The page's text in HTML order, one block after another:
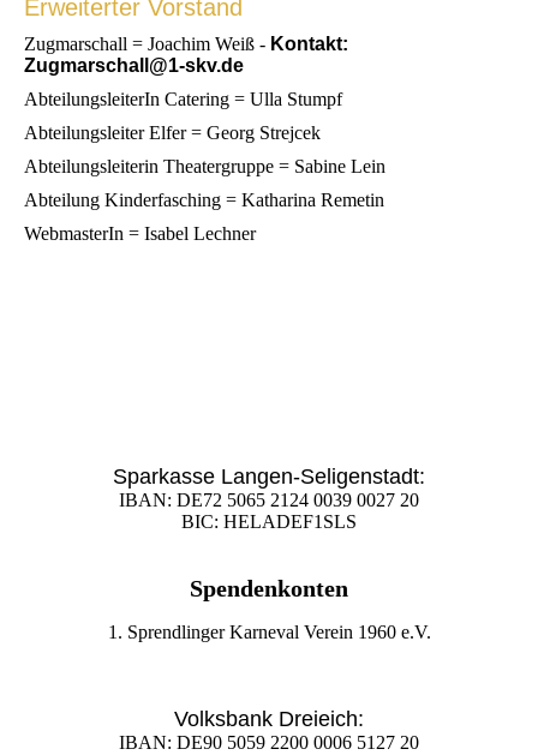
Erweiterter Vorstand
Zugmarschall = Joachim Weiß - Kontakt:
Zugmarschall@1-skv.de
AbteilungsleiterIn Catering = Ulla Stumpf
Abteilungsleiter Elfer = Georg Strejcek
Abteilungsleiterin Theatergruppe = Sabine Lein
Abteilung Kinderfasching = Katharina Remetin
WebmasterIn = Isabel Lechner
Sparkasse Langen-Seligenstadt:
IBAN: DE72 5065 2124 0039 0027 20
BIC: HELADEF1SLS
Spendenkonten
1. Sprendlinger Karneval Verein 1960 e.V.
Volksbank Dreieich:
IBAN: DE90 5059 2200 0006 5127 20